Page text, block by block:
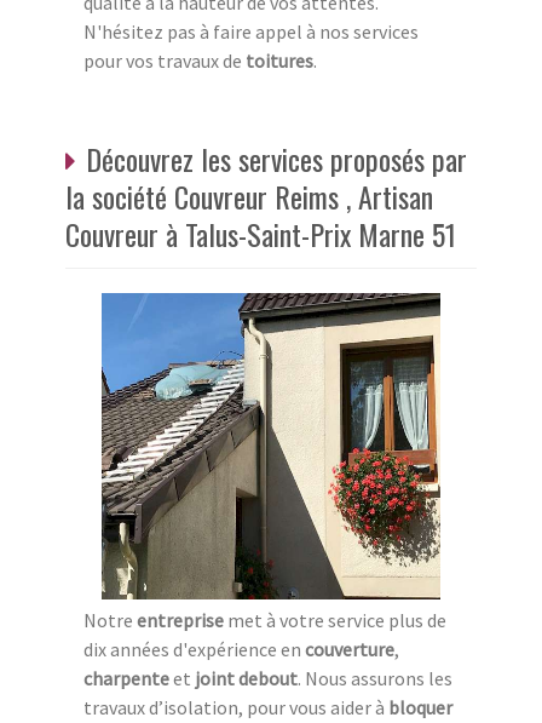
N'hésitez pas à faire appel à nos services
pour vos travaux de toitures.
Découvrez les services proposés par
la société Couvreur Reims , Artisan
Couvreur à Talus-Saint-Prix Marne 51
Notre entreprise met à votre service plus de
dix années d'expérience en couverture,
charpenteet joint debout. Nous assurons les
travaux d’isolation, pour vous aider à bloquer